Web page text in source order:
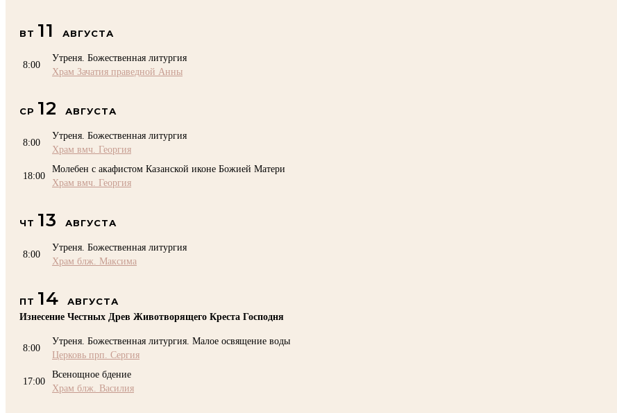
ВТ 11 АВГУСТА
8:00
Утреня. Божественная литургия
Храм Зачатия праведной Анны
СР 12 АВГУСТА
8:00
Утреня. Божественная литургия
Храм вмч. Георгия
18:00
Молебен с акафистом Казанской иконе Божией Матери
Храм вмч. Георгия
ЧТ 13 АВГУСТА
8:00
Утреня. Божественная литургия
Храм блж. Максима
ПТ 14
АВГУСТА
Изнесение Честных Древ Животворящего Креста Господня
8:00
Утреня. Божественная литургия. Малое освящение воды
Церковь прп. Сергия
17:00
Всенощное бдение
Храм блж. Василия